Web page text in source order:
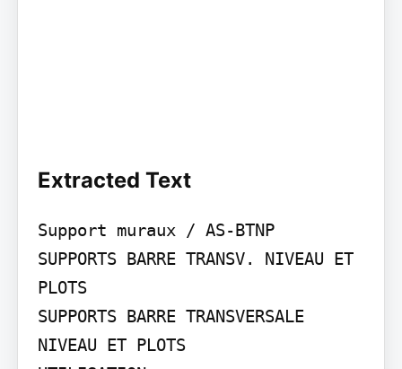
Extracted Text
Support muraux / AS-BTNP
SUPPORTS BARRE TRANSV. NIVEAU ET
PLOTS
SUPPORTS BARRE TRANSVERSALE
NIVEAU ET PLOTS